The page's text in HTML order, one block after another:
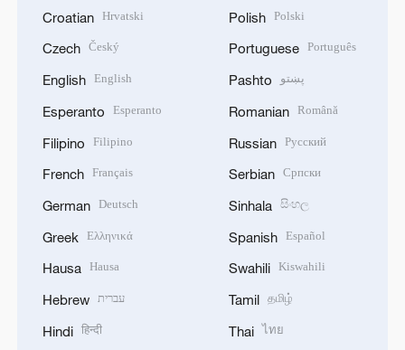
Croatian Hrvatski
Czech Český
English English
Esperanto Esperanto
Filipino Filipino
French Français
German Deutsch
Greek Ελληνικά
Hausa Hausa
Hebrew עברית
Hindi हिन्दी
Polish Polski
Portuguese Português
Pashto پښتو
Romanian Română
Russian Русский
Serbian Српски
Sinhala සිංහල
Spanish Español
Swahili Kiswahili
Tamil தமிழ்
Thai ไทย